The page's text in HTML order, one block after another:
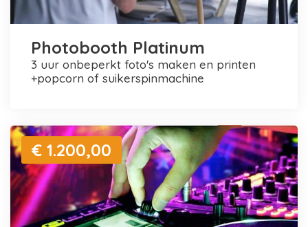
Photobooth Platinum
3 uur onbeperkt foto's maken en printen
+popcorn of suikerspinmachine
€ 1.200,00